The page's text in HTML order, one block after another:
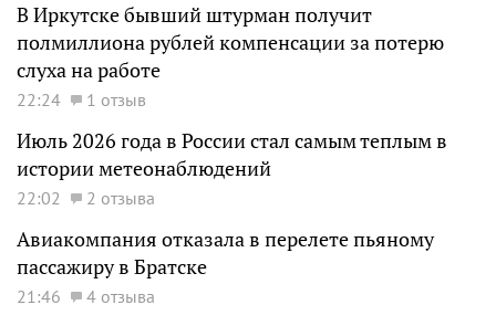
В Иркутске бывший штурман получит
полмиллиона рублей компенсации за потерю
слуха на работе
22:24 1 отзыв
Июль 2026 года в России стал самым теплым в
истории метеонаблюдений
22:02 2 отзыва
Авиакомпания отказала в перелете пьяному
пассажиру в Братске
21:46
4 отзыва